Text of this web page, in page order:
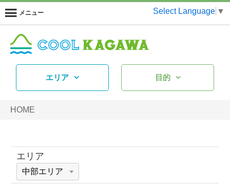
メニュー Select Language ▼
エリア 目的
HOME
エリア